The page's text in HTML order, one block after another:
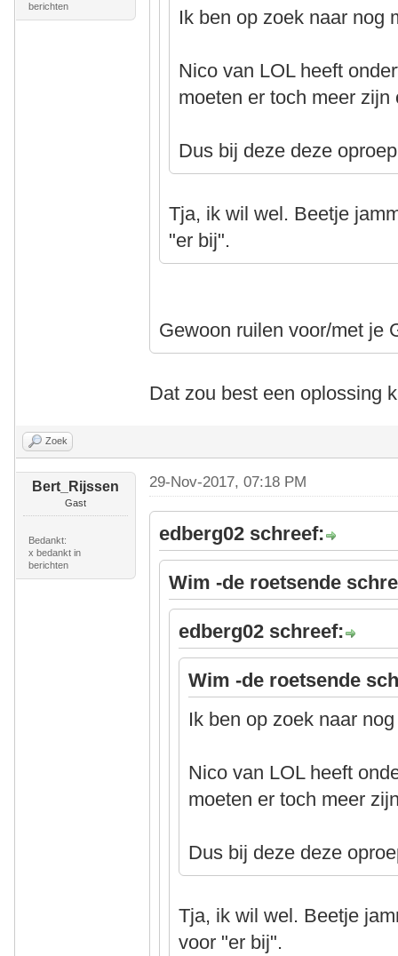
berichten
Ik ben op zoek naar nog
Nico van LOL heeft
moeten er toch meer zijn
Dus bij deze deze
Tja, ik wil wel. Beetje
"er bij".
Gewoon ruilen voor/met je
Dat zou best een oplossing
Zoek
Bert_Rijssen
Gast
Bedankt:
x bedankt in
berichten
29-Nov-2017, 07:18 PM
edberg02 schreef:
Wim -de roetsende
edberg02 schreef:
Wim -de roetsende
Ik ben op zoek naar
Nico van LOL heeft
moeten er toch meer
Dus bij deze deze
Tja, ik wil wel. Beetje
voor "er bij".